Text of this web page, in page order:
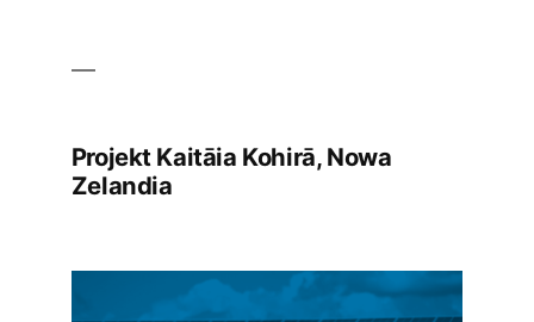
Projekt Kaitāia Kohirā, Nowa
Zelandia